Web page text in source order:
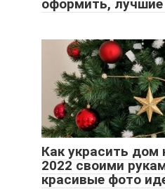
оформить,
Как украсить дом
2022 своими
красивые фото